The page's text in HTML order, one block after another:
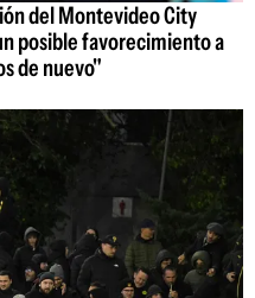
del Montevideo City
posible favorecimiento a
de nuevo"